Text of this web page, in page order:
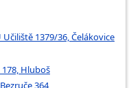
1379/36, Čelákovice
Hluboš
364